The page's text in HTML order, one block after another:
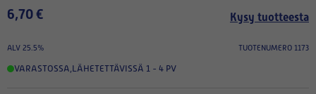
6,70 € Kysy tuotteesta
ALV 25.5% TUOTENUMERO 1173
VARASTOSSA,LÄHETETTÄVISSÄ 1 - 4 PV